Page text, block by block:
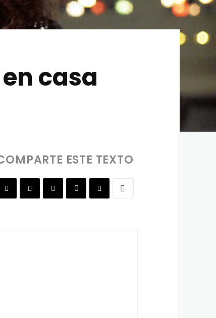
casa
ESTE TEXTO